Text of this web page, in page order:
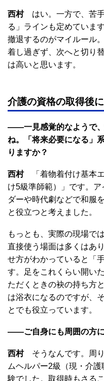
西村はい。一方で、苦手
る」ラインも定めていま
撤退するのがマイルール
着し過ぎず、次へと切り
は高いと思います。
介護の資格の取得後
――一見感覚的なようで
ね。「将来必要になる」
りますか？
西村「着物着付け基本エ
け5級準師範）」です。
ダーや時代劇などで和服
と役立つと考えました。
もっとも、実際の現場で
直接使う場面は多くはあ
せ方がわかっていると「
す。足をこれくらい開い
ただくときの袂の持ち方
は浴衣になるのですが、
とでも役立っています。
――ご自身にも周囲の方に
西村そうなんです。周り
ムヘルパー2級（現・介
験でした。取得時もさる